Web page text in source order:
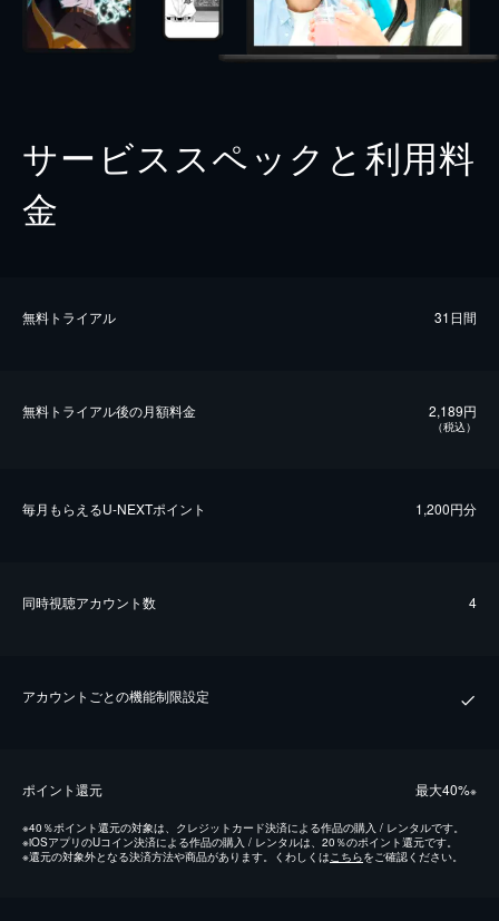
サービススペックと利用料
金
無料トライアル 31日間
無料トライアル後の⽉額料金 2,189円
（税込）
毎⽉もらえるU-NEXTポイント 1,200円分
同時視聴アカウント数 4
アカウントごとの機能制限設定
ポイント還元 最⼤40%※
※40％ポイント還元の対象は、クレジットカード決済による作品の購入 / レンタルです。
※iOSアプリのUコイン決済による作品の購入 / レンタルは、20％のポイント還元です。
※還元の対象外となる決済方法や商品があります。くわしくはこちらをご確認ください。